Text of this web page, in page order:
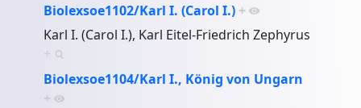
Biolexsoe1102/Karl I. (Carol I.) +
Karl I. (Carol I.), Karl Eitel-Friedrich Zephyrus
+
Biolexsoe1104/Karl I., König von Ungarn
+